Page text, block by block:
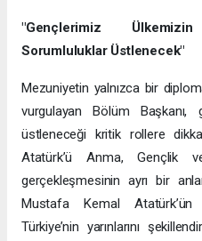
"Gençlerimiz
Sorumluluklar Üstlenecek"
Mezuniyetin yalnızca bir
vurgulayan Bölüm Başkanı,
üstleneceği kritik rollere
Atatürk’ü Anma, Gençlik
gerçekleşmesinin ayrı bir
Mustafa Kemal
Türkiye’nin yarınlarını